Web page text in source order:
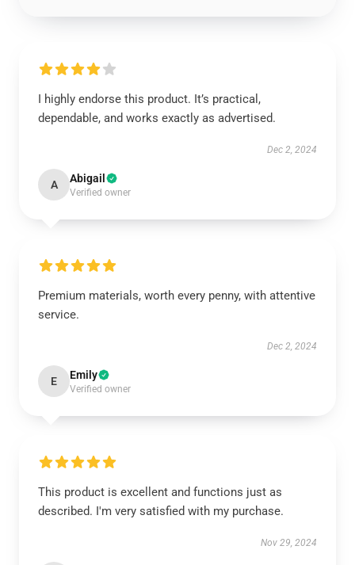
I highly endorse this product. It’s practical,
dependable, and works exactly as advertised.
Dec 2, 2024
A Abigail
Verified owner
Premium materials, worth every penny, with attentive
service.
Dec 2, 2024
E Emily
Verified owner
This product is excellent and functions just as
described. I'm very satisfied with my purchase.
Nov 29, 2024